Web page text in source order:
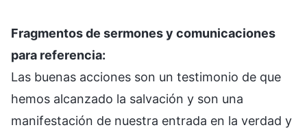
Fragmentos de sermones y comunicaciones
para referencia:
Las buenas acciones son un testimonio de que
hemos alcanzado la salvación y son una
manifestación de nuestra entrada en la verdad y